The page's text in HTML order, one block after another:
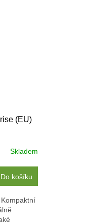
(EU)
Skladem
Do košíku